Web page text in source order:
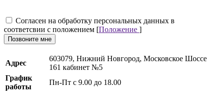
Cогласен на обработку персональных данных в
соответсвии с положением [Положение ]
Позвоните мне
Адрес
603079, Нижний Новгород, Московское Шоссе
161 кабинет №5
График
работы
Пн-Пт с 9.00 до 18.00